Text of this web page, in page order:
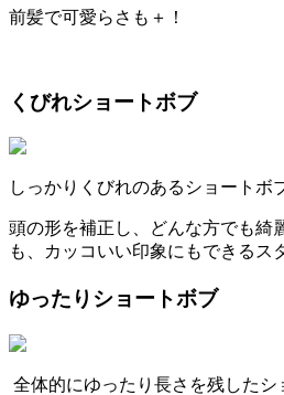
前髪で可愛らさも＋！
くびれショートボブ
しっかりくびれのあるショートボ
頭の形を補正し、どんな方でも綺
も、カッコいい印象にもできるス
ゆったりショートボブ
全体的にゆったり長さを残した